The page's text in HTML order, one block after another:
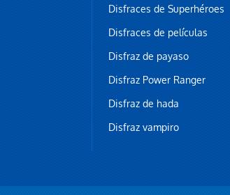
Disfraces de Superhéroes
Disfraces de películas
Disfraz de payaso
Disfraz Power Ranger
Disfraz de hada
Disfraz vampiro